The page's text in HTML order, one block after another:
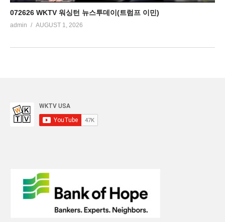
072626 WKTV 워싱턴 뉴스투데이(트럼프 이민)
admin AUGUST 1, 2026